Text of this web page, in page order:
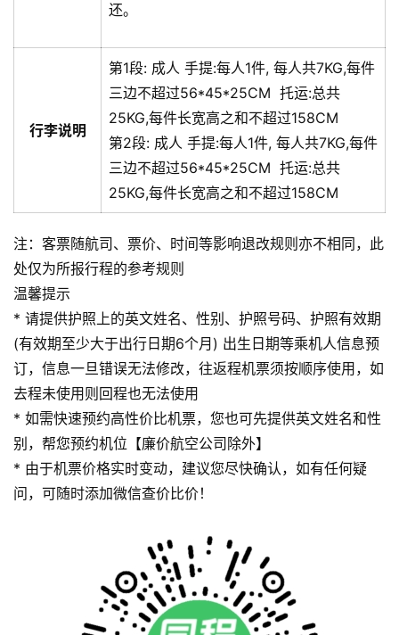
还。
行李说明
第1段: 成人 手提:每人1件, 每人共7KG,每件
三边不超过56*45*25CM 托运:总共
25KG,每件长宽高之和不超过158CM
第2段: 成人 手提:每人1件, 每人共7KG,每件
三边不超过56*45*25CM 托运:总共
25KG,每件长宽高之和不超过158CM
注：客票随航司、票价、时间等影响退改规则亦不相同，此
处仅为所报行程的参考规则
温馨提示
* 请提供护照上的英文姓名、性别、护照号码、护照有效期
(有效期至少大于出行日期6个月) 出生日期等乘机人信息预
订，信息一旦错误无法修改，往返程机票须按顺序使用，如
去程未使用则回程也无法使用
* 如需快速预约高性价比机票，您也可先提供英文姓名和性
别，帮您预约机位【廉价航空公司除外】
* 由于机票价格实时变动，建议您尽快确认，如有任何疑
问，可随时添加微信查价比价！